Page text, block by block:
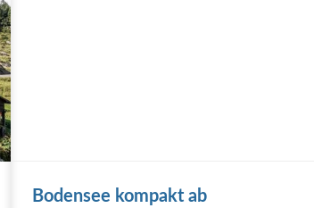
Bodensee kompakt ab